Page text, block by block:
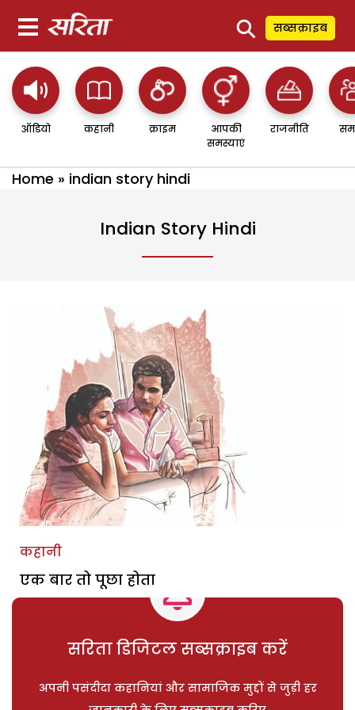
⚲ सब्सक्राइब
ऑडियो कहानी क्राइम
आपकी
समस्याएं
राजनीति
Home » indian story hindi
Indian Story Hindi
कहानी
एक बार तो पूछा होता
सरिता डिजिटल सब्सक्राइब करें
अपनी पसंदीदा कहानियां और सामाजिक मुद्दों से जुड़ी हर